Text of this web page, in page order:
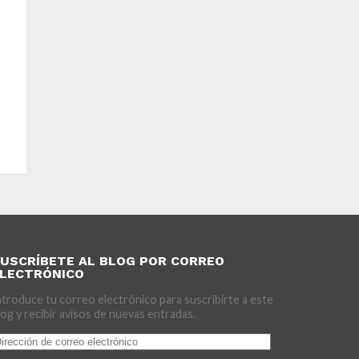
AL BLOG POR CORREO
tu correo electrónico para suscribirte a este
y recibir avisos de nuevas entradas.